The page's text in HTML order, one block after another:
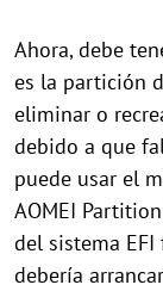
Ahora, debe
es la partición
eliminar o
debido a que
puede usar el
AOMEI
del sistema
debería